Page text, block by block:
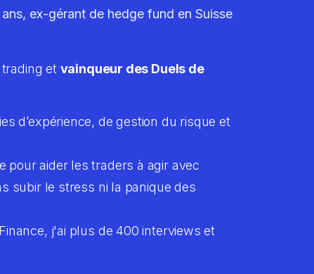
ex-gérant de hedge fund en Suisse
et vainqueur des Duels de
d’expérience, de gestion du risque et
pour aider les traders à agir avec
subir le stress ni la panique des
j'ai plus de 400 interviews et